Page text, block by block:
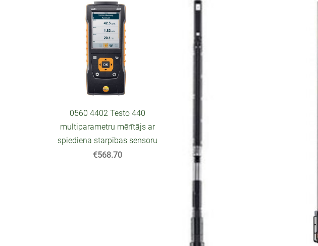
0560 4402 Testo 440
multiparametru mērītājs ar
spiediena starpības sensoru
€568.70